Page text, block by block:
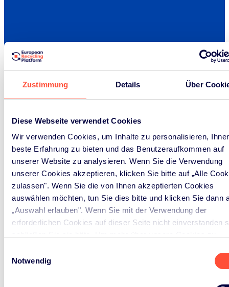
Zustimmung Details Über
Diese Webseite verwendet Cookies
Wir verwenden Cookies, um Inhalte zu personalisieren,
beste Erfahrung zu bieten und das Benutzeraufkommen auf
unserer Website zu analysieren. Wenn Sie die Verwendung
unserer Cookies akzeptieren, klicken Sie bitte auf „Alle
zulassen". Wenn Sie die von Ihnen akzeptierten Cookies
auswählen möchten, tun Sie dies bitte und klicken Sie dann
„Auswahl erlauben". Wenn Sie mit der Verwendung der
erforderlichen Cookies auf dieser Seite nicht einverstanden
Notwendig
Frontpage>Karriere>Mitarbeiter/in
Mitarbeiter/in
Buchhaltung
(m/w/d)
Vollzeit (40 Stunden)